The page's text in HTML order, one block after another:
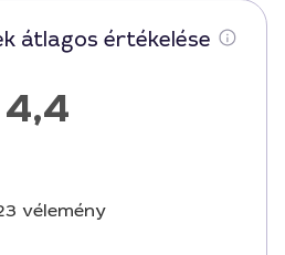
átlagos értékelése
4,4
vélemény